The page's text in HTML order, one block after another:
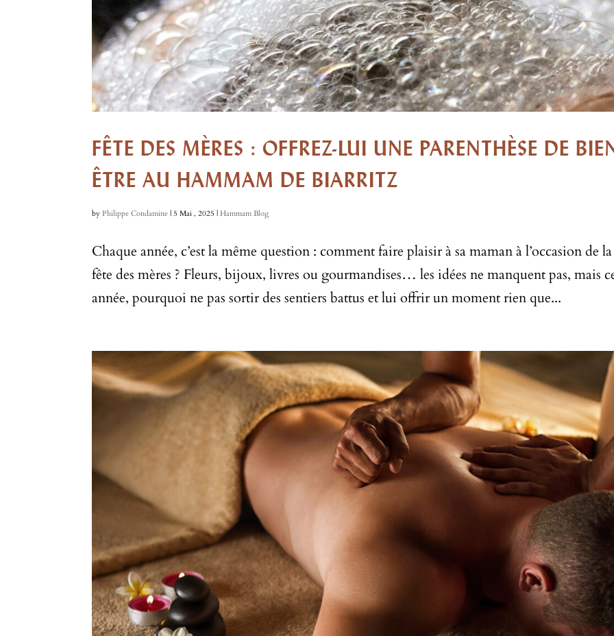
FÊTE DES MÈRES : OFFREZ-LUI UNE PARENTHÈSE DE
ÊTRE AU HAMMAM DE BIARRITZ
byPhilippe Condamine |5 Mai , 2025 |Hammam Blog
Chaque année, c’est la même question : comment faire plaisir à sa maman à l’occasion de la
fête des mères ? Fleurs, bijoux, livres ou gourmandises… les idées ne manquent pas, mais
année, pourquoi ne pas sortir des sentiers battus et lui offrir un moment rien que...